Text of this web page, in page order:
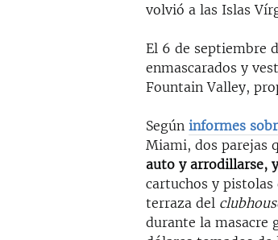
volvió a las Islas
El 6 de septiembre
enmascarados y
Fountain Valley,
Segúninformes
Miami, dos parejas
auto y arrodillarse,
cartuchos y pistolas
terraza del
durante la masacre